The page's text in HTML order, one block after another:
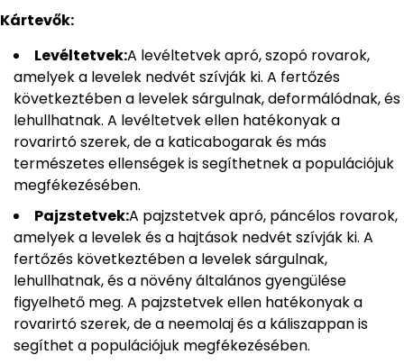
Kártevők:
Levéltetvek:A levéltetvek apró, szopó rovarok,
amelyek a levelek nedvét szívják ki. A fertőzés
következtében a levelek sárgulnak, deformálódnak, és
lehullhatnak. A levéltetvek ellen hatékonyak a
rovarirtó szerek, de a katicabogarak és más
természetes ellenségek is segíthetnek a populációjuk
megfékezésében.
Pajzstetvek:A pajzstetvek apró, páncélos rovarok,
amelyek a levelek és a hajtások nedvét szívják ki. A
fertőzés következtében a levelek sárgulnak,
lehullhatnak, és a növény általános gyengülése
figyelhető meg. A pajzstetvek ellen hatékonyak a
rovarirtó szerek, de a neemolaj és a káliszappan is
segíthet a populációjuk megfékezésében.